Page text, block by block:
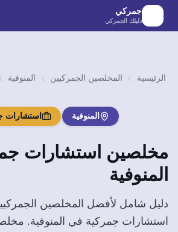
الانتقال إلى المحتوى الرئيسي
جمركي
دليلك الجمركي
الرئيسية المخلصين الجمركيين المنوفية
المنوفية استشارات
مخلصين استشارات
المنوفية
دليل شامل لأفضل المخلصين
استشارات جمركية في المنوفية.